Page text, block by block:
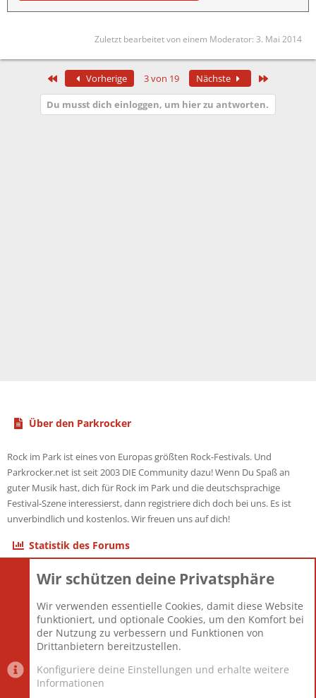
Zuletzt bearbeitet von einem Moderator: 3. Mai 2014
Erste Vorherige 3 von 19 Nächste
Du musst dich einloggen, um hier zu antworten.
Über den Parkrocker
Rock im Park ist eines von Europas größten Rock-Festivals. Und
Parkrocker.net ist seit 2003 DIE Community dazu! Wenn Du Spaß an
guter Musik hast, dich für Rock im Park und die deutschsprachige
Festival-Szene interessierst, dann registriere dich doch bei uns. Es ist
unverbindlich und kostenlos. Wir freuen uns auf dich!
Statistik des Forums
Themen
Mitglieder
12.427
Neuestes Mitglied
Berlin
Wir schützen deine Privatsphäre
Wir verwenden essentielle Cookies, damit diese Website
funktioniert, und optionale Cookies, um den Komfort bei
der Nutzung zu verbessern und Funktionen von
Drittanbietern bereitzustellen.
Konfiguriere deine Einstellungen und erhalte weitere
Informationen